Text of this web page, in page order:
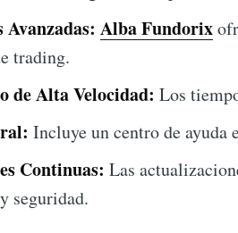
Alba Fundorix
trading.
de Alta Velocidad: Los
Incluye un centro de ayuda
Continuas: Las
seguridad.